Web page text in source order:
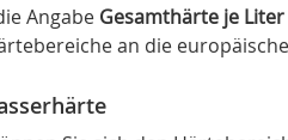
Angabe Gesamthärte je Liter
an die